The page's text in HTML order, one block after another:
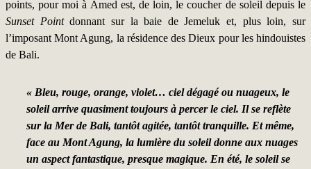
points, pour moi à Amed est, de loin, le coucher de soleil depuis le
Sunset Pointdonnant sur la baie de Jemeluk et, plus loin, sur
l’imposant Mont Agung, la résidence des Dieux pour les hindouistes
de Bali.
« Bleu, rouge, orange, violet… ciel dégagé ou nuageux, le
soleil arrive quasiment toujours à percer le ciel. Il se reflète
sur la Mer de Bali, tantôt agitée, tantôt tranquille. Et même,
face au Mont Agung, la lumière du soleil donne aux nuages
un aspect fantastique, presque magique. En été, le soleil se